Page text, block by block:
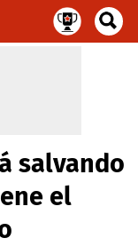
salvando
el